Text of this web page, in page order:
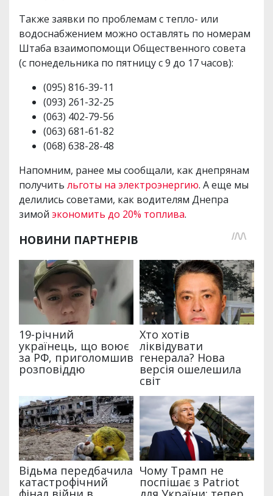
Также заявки по проблемам с тепло- или
водоснабжением можно оставлять по номерам
Штаба взаимопомощи Общественного совета
(с понедельника по пятницу с 9 до 17 часов):
(095) 816-39-11
(093) 261-32-25
(063) 402-79-56
(063) 681-61-82
(068) 638-28-48
Напомним, ранее мы сообщали, как днепрянам
получить льготы на электроэнергию. А еще мы
делились советами, как водителям Днепра
зимой экономить до 20% топлива.